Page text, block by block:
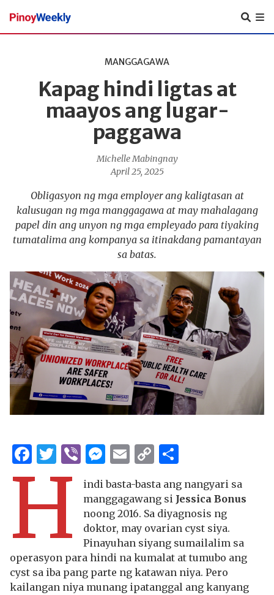
Pinoy
Weekly
MANGGAGAWA
Kapag hindi ligtas at
maayos ang lugar-
paggawa
Michelle Mabingnay
April 25, 2025
Obligasyon ng mga employer ang kaligtasan at
kalusugan ng mga manggagawa at may mahalagang
papel din ang unyon ng mga empleyado para tiyaking
tumatalima ang kompanya sa itinakdang pamantayan
sa batas.
Facebook
Twitter
ViberMessenger
Email
Copy
H
indi basta-basta ang nangyari sa
manggagawang si Jessica Bonus
noong 2016. Sa diyagnosis ng
doktor, may ovarian cyst siya.
Pinayuhan siyang sumailalim sa
operasyon para hindi na kumalat at tumubo ang
cyst sa iba pang parte ng katawan niya. Pero
kailangan niya munang ipatanggal ang kanyang